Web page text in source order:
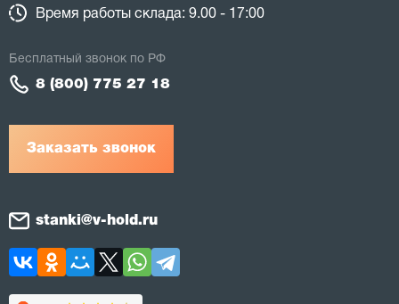
Время работы склада: 9.00 - 17:00
Заказать звонок
Бесплатный звонок по РФ
8 (800) 775 27 18
stanki@v-hold.ru